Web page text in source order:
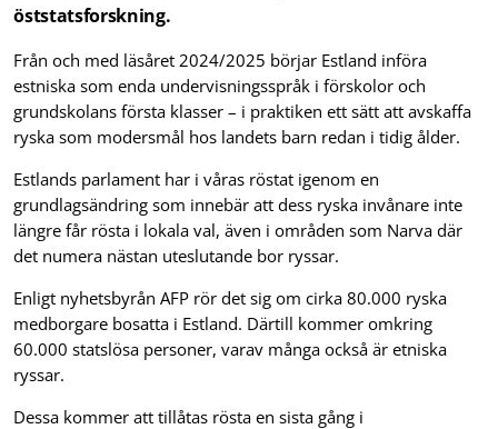
öststatsforskning.
Från och med läsåret 2024/2025 börjar Estland införa
estniska som enda undervisningsspråk i förskolor och
grundskolans första klasser – i praktiken ett sätt att avskaffa
ryska som modersmål hos landets barn redan i tidig ålder.
Estlands parlament har i våras röstat igenom en
grundlagsändring som innebär att dess ryska invånare inte
längre får rösta i lokala val, även i områden som Narva där
det numera nästan uteslutande bor ryssar.
Enligt nyhetsbyrån AFP rör det sig om cirka 80.000 ryska
medborgare bosatta i Estland. Därtill kommer omkring
60.000 statslösa personer, varav många också är etniska
ryssar.
Dessa kommer att tillåtas rösta en sista gång i